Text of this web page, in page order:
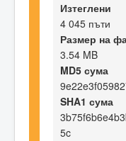
Изтеглени
4 045 пъти
Размер на
3.54 MB
MD5 сума
SHA1 сума
5c